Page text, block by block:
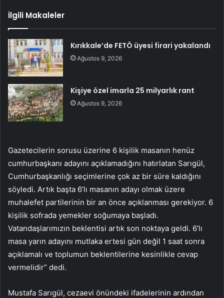
İlgili Makaleler
Kırıkkale’de FETÖ üyesi firari yakalandı
Ağustos 9, 2026
Kişiye özel imarla 25 milyarlık rant
Ağustos 9, 2026
Gazetecilerin sorusu üzerine 6 kişilik masanın henüz
cumhurbaşkanı adayını açıklamadığını hatırlatan Sarıgül,
Cumhurbaşkanlığı seçimlerine çok az bir süre kaldığını
söyledi. Artık başta 6’lı masanın adayı olmak üzere
muhalefet partilerinin bir an önce açıklanması gerekiyor. 6
kişilik sofrada yemekler soğumaya başladı.
Vatandaşlarımızın beklentisi artık son noktaya geldi. 6’lı
masa yarın adayını mutlaka ertesi gün değil 1 saat sonra
açıklamalı ve toplumun beklentilerine kesinlikle cevap
vermelidir” dedi.
Mustafa Sarıgül, cezaevi önündeki ifadelerinin ardından